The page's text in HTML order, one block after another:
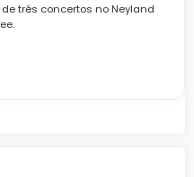
três concertos no Neyland